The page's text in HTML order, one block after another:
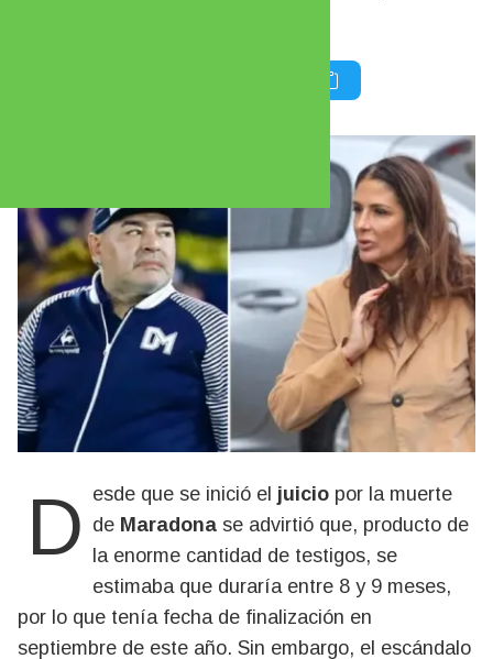
Desde que se inició el juicio por la muerte
de Maradona se advirtió que, producto de
la enorme cantidad de testigos, se
estimaba que duraría entre 8 y 9 meses,
por lo que tenía fecha de finalización en
septiembre de este año. Sin embargo, el escándalo